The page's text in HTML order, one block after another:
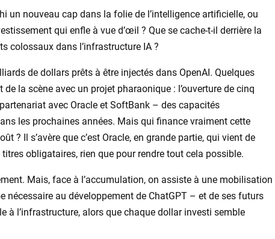
un nouveau cap dans la folie de l’intelligence artificielle, ou
qui enfle à vue d’œil ? Que se cache-t-il derrière la
colossaux dans l’infrastructure IA ?
de dollars prêts à être injectés dans OpenAI. Quelques
la scène avec un projet pharaonique : l’ouverture de cinq
avec Oracle et SoftBank – des capacités
les prochaines années. Mais qui finance vraiment cette
? Il s’avère que c’est Oracle, en grande partie, qui vient de
obligataires, rien que pour rendre tout cela possible.
Mais, face à l’accumulation, on assiste à une mobilisation
nécessaire au développement de ChatGPT – et de ses futurs
à l’infrastructure, alors que chaque dollar investi semble